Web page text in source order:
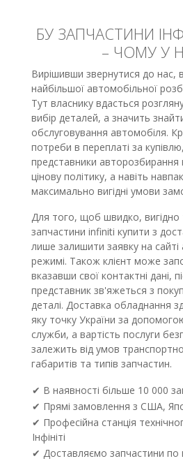
БУ ЗАПЧАСТИНИ
– ЧОМУ У
Вирішивши звернутися до нас,
найбільшої автомобільної
Тут власнику вдасться
вибір деталей, а значить
обслуговування автомобіля.
потреби в переплаті за
представники
цінову політику, а навіть
максимально вигідні умови
Для того, щоб швидко, вигідно
запчастини infiniti купити з
лише залишити заявку на
режимі. Також клієнт може
вказавши свої контактні дані,
представник зв'яжеться з
деталі. Доставка обладнання
яку точку України за
служби, а вартість послуги
залежить від умов
габаритів та типів запчастин.
✔ В наявності більше 10 000
✔ Прямі замовлення з США,
✔ Професійна станція
Інфініті
✔ Доставляємо запчастини по